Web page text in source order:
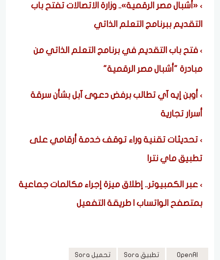
«أشبال مصر الرقمية».. وزارة الاتصالات تفتح باب
التقديم ببرنامج التعلم الذاتي
فتح باب التقديم في برنامج التعلم الذاتي من
مبادرة "أشبال مصر الرقمية"
أوبن إيه آي تطالب برفض دعوى آبل بشأن سرقة
أسرار تجارية
تحديثات تقنية وراء توقف خدمة أرقامي على
تطبيق ماي نترا
عبر الكمبيوتر.. إطلاق ميزة إجراء مكالمات جماعية
بمتصفح الواتساب | طريقة التفعيل
OpenAI تطبيق Sora تحميل Sora